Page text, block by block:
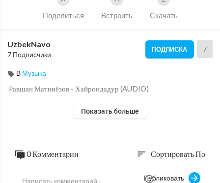
Поделиться Встроить Скачать
UzbekNavo
7 Подписчики
ПОДПИСКА 7
В Музыка
⁣ Равшан Матниёзов - Хайрондадур (AUDIO)
Показать больше
0 Комментарии sort Сортировать По
Публиковать